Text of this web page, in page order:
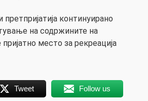
претпријатија континуирано
на содржините на
место за рекреација
Tweet Follow us